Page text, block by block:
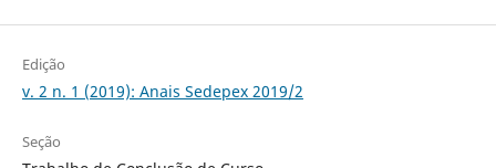
Edição
v. 2 n. 1 (2019): Anais Sedepex 2019/2
Seção